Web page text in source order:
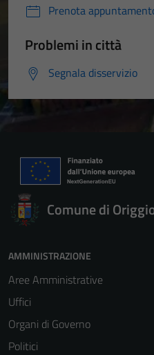
Prenota
Problemi in città
Segnala disservizio
Comune di
AMMINISTRAZIONE
Aree Amministrative
Uffici
Organi di Governo
Politici